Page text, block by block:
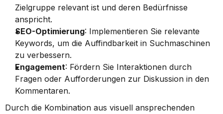
Zielgruppe relevant ist und deren Bedürfnisse
anspricht.
SEO-Optimierung: Implementieren Sie relevante
Keywords, um die Auffindbarkeit in Suchmaschinen
zu verbessern.
Engagement: Fördern Sie Interaktionen durch
Fragen oder Aufforderungen zur Diskussion in den
Kommentaren.
Durch die Kombination aus visuell ansprechenden